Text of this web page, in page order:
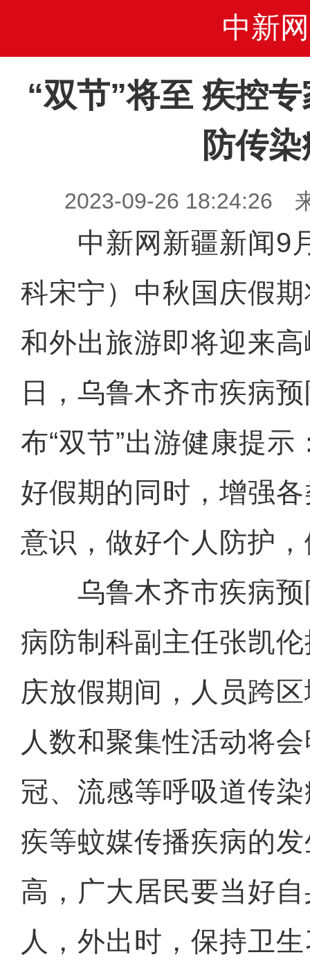
中新网
“双节”将至 疾控
防传
2023-09-26 18:24:26
中新网新疆新闻9
科宋宁）中秋国庆假
和外出旅游即将迎来
日，乌鲁木齐市疾病
布“双节”出游健康提
好假期的同时，增强
意识，做好个人防护
乌鲁木齐市疾病预
病防制科副主任张凯
庆放假期间，人员跨
人数和聚集性活动将
冠、流感等呼吸道传
疾等蚊媒传播疾病的
高，广大居民要当好
人，外出时，保持卫